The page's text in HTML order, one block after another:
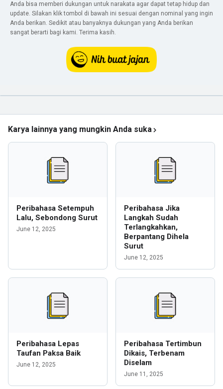
Anda bisa memberi dukungan untuk narakata agar dapat tetap hidup dan
update. Silakan klik tombol di bawah ini sesuai dengan nominal yang ingin
Anda berikan. Sedikit atau banyaknya dukungan yang Anda berikan
sangat berarti bagi kami. Terima kasih.
Karya lainnya yang mungkin Anda suka
Peribahasa Setempuh
Lalu, Sebondong Surut
June 12, 2025
Peribahasa Jika
Langkah Sudah
Terlangkahkan,
Berpantang Dihela
Surut
June 12, 2025
Peribahasa Lepas
Taufan Paksa Baik
June 12, 2025
Peribahasa Tertimbun
Dikais, Terbenam
Diselam
June 11, 2025